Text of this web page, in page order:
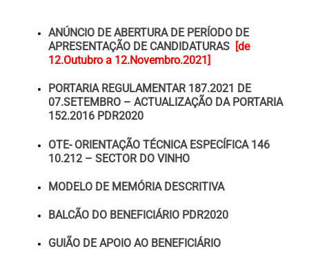
ANÚNCIO DE ABERTURA DE PERÍODO DE
APRESENTAÇÃO DE CANDIDATURAS [de
12.Outubro a 12.Novembro.2021]
PORTARIA REGULAMENTAR 187.2021 DE
07.SETEMBRO – ACTUALIZAÇÃO DA PORTARIA
152.2016 PDR2020
OTE- ORIENTAÇÃO TÉCNICA ESPECÍFICA 146
10.212 – SECTOR DO VINHO
MODELO DE MEMÓRIA DESCRITIVA
BALCÃO DO BENEFICIÁRIO PDR2020
GUIÃO DE APOIO AO BENEFICIÁRIO